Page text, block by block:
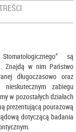
są
Znajdą w nim Państwo
długoczasowo oraz
zabiegu
w pozostałych działach
prezentującą pourazową
dotyczącą badania